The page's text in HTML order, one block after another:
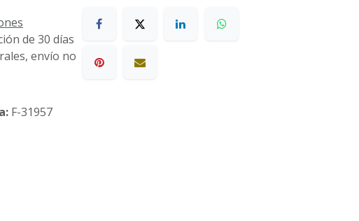
de 30 días
envío no
F-31957